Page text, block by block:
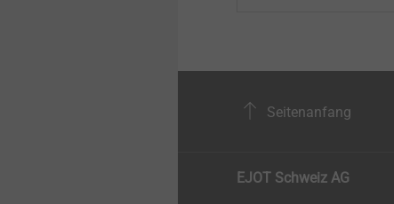
Seitenanfang
EJOT Schweiz AG